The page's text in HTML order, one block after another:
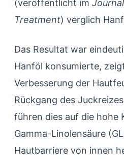
(veröffentlicht im
Treatment) verglich
Das Resultat war
Hanföl konsumierte,
Verbesserung der
Rückgang des
führen dies auf die hohe
Gamma-Linolensäure
Hautbarriere von innen